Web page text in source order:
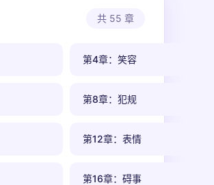
共 55 章
第4章：笑容
第8章：犯规
第12章：表情
第16章：碍事